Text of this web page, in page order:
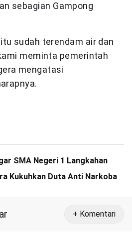
sebagian Gampong
sudah terendam air dan
meminta pemerintah
mengatasi
SMA Negeri 1 Langkahan
Kukuhkan Duta Anti Narkoba
+ Komentari